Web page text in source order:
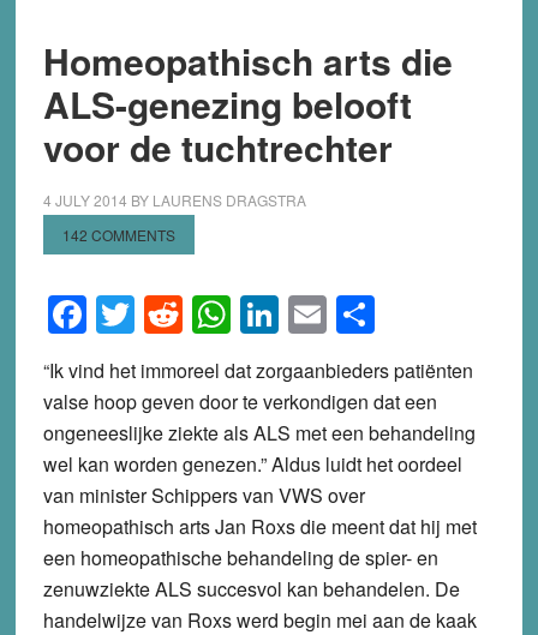
de
Jaarbeurs
Homeopathisch arts die
ALS-genezing belooft
voor de tuchtrechter
4 JULY 2014 BY LAURENS DRAGSTRA
142 COMMENTS
Facebook
Twitter
Reddit
WhatsApp
LinkedIn
EmailShare
“Ik vind het immoreel dat zorgaanbieders patiënten
valse hoop geven door te verkondigen dat een
ongeneeslijke ziekte als ALS met een behandeling
wel kan worden genezen.” Aldus luidt het oordeel
van minister Schippers van VWS over
homeopathisch arts Jan Roxs die meent dat hij met
een homeopathische behandeling de spier- en
zenuwziekte ALS succesvol kan behandelen. De
handelwijze van Roxs werd begin mei aan de kaak